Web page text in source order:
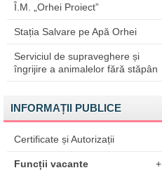
Î.M. „Orhei Proiect”
Stația Salvare pe Apă Orhei
Serviciul de supraveghere și
îngrijire a animalelor fără stăpân
INFORMAȚII PUBLICE
Certificate și Autorizații
Funcții vacante +